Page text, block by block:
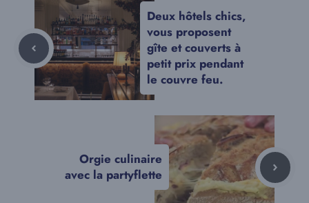
Deux hôtels chics,
vous proposent
gîte et couverts à
petit prix pendant
le couvre feu.
Orgie culinaire
avec la partyflette